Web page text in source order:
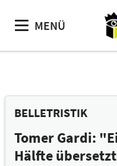
MENÜ
BELLETRISTIK
Tomer Gardi:
Hälfte